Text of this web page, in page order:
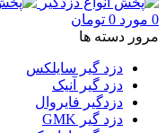
0 مورد 0 تومان
مرور دسته ها
دزد گیر سایلکس
دزد گیر آنیک
دزدگیر فایروال
دزد گیر GMK